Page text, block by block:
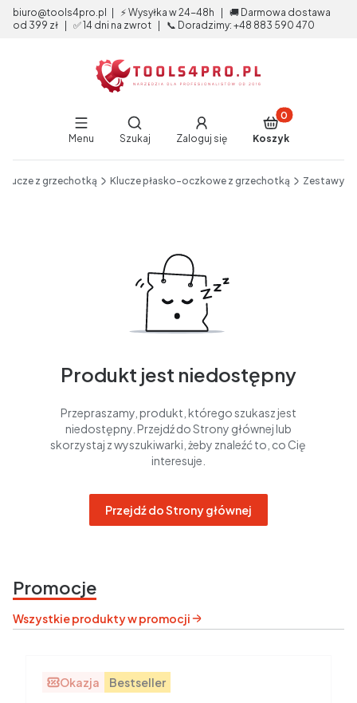
biuro@tools4pro.pl | ⚡ Wysyłka w 24-48h | 🚚 Darmowa dostawa
od 399 zł | ✅ 14 dni na zwrot | 📞 Doradzimy: +48 883 590 470
Menu
Otwórz wyszukiwarkę
Szukaj Zaloguj się
Produkty w
Koszyk
Klucze z grzechotką Klucze płasko-oczkowe z grzechotką Zestawy
Produkt jest niedostępny
Przepraszamy, produkt, którego szukasz jest
niedostępny. Przejdź do Strony głównej lub
skorzystaj z wyszukiwarki, żeby znaleźć to, co Cię
interesuje.
Przejdź do Strony głównej
Promocje
Wszystkie produkty w promocji
Okazja Bestseller